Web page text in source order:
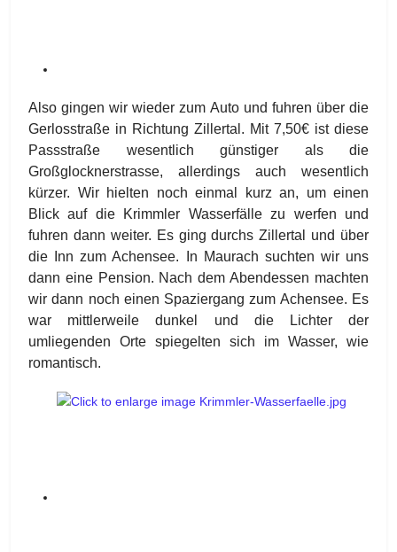
Also gingen wir wieder zum Auto und fuhren über die
Gerlosstraße in Richtung Zillertal. Mit 7,50€ ist diese
Passstraße wesentlich günstiger als die
Großglocknerstrasse, allerdings auch wesentlich
kürzer. Wir hielten noch einmal kurz an, um einen
Blick auf die Krimmler Wasserfälle zu werfen und
fuhren dann weiter. Es ging durchs Zillertal und über
die Inn zum Achensee. In Maurach suchten wir uns
dann eine Pension. Nach dem Abendessen machten
wir dann noch einen Spaziergang zum Achensee. Es
war mittlerweile dunkel und die Lichter der
umliegenden Orte spiegelten sich im Wasser, wie
romantisch.